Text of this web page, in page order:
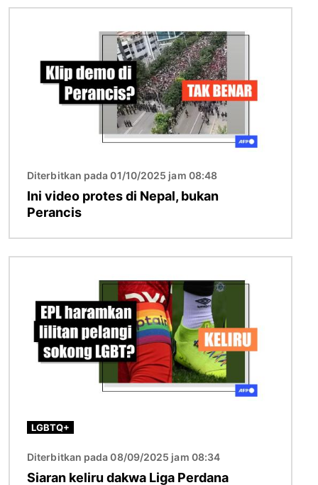
Diterbitkan pada 01/10/2025 jam 08:48
Ini video protes di Nepal, bukan
Perancis
LGBTQ+
Diterbitkan pada 08/09/2025 jam 08:34
Siaran keliru dakwa Liga Perdana